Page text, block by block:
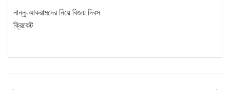
নান্নু-আকরামদের নিয়ে বিজয় দিবস
ক্রিকেট